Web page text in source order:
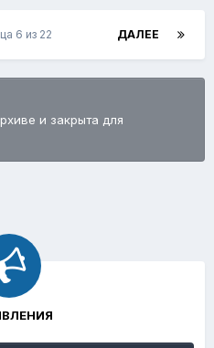
ДАЛЕЕ
6 из 22
и закрыта для